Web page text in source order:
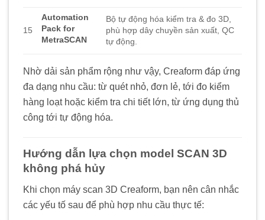
15
Automation
Pack for
MetraSCAN
Bộ tự động hóa kiểm tra & đo 3D,
phù hợp dây chuyền sản xuất, QC
tự động.
Nhờ dải sản phẩm rộng như vậy, Creaform đáp ứng
đa dạng nhu cầu: từ quét nhỏ, đơn lẻ, tới đo kiểm
hàng loạt hoặc kiểm tra chi tiết lớn, từ ứng dụng thủ
công tới tự động hóa.
Hướng dẫn lựa chọn model SCAN 3D
không phá hủy
Khi chọn máy scan 3D Creaform, bạn nên cân nhắc
các yếu tố sau để phù hợp nhu cầu thực tế: